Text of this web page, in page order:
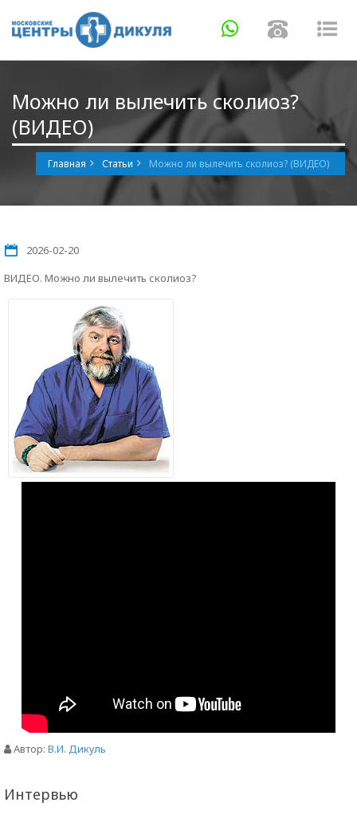
Навигация
Можно ли вылечить сколиоз?
(ВИДЕО)
Главная Статьи Можно ли вылечить сколиоз? (ВИДЕО)
2026-02-20
ВИДЕО. Можно ли вылечить сколиоз?
Автор: В.И. Дикуль
Интервью